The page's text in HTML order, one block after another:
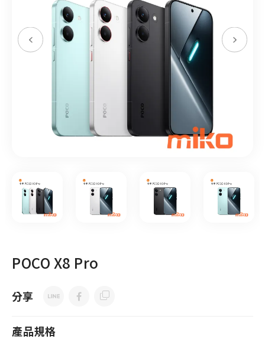
POCO X8 Pro
分享
產品規格